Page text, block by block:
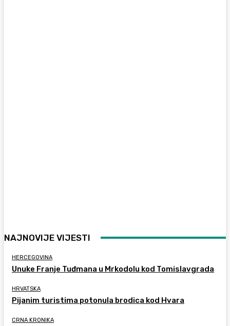
NAJNOVIJE VIJESTI
HERCEGOVINA
Unuke Franje Tuđmana u Mrkodolu kod Tomislavgrada
HRVATSKA
Pijanim turistima potonula brodica kod Hvara
CRNA KRONIKA